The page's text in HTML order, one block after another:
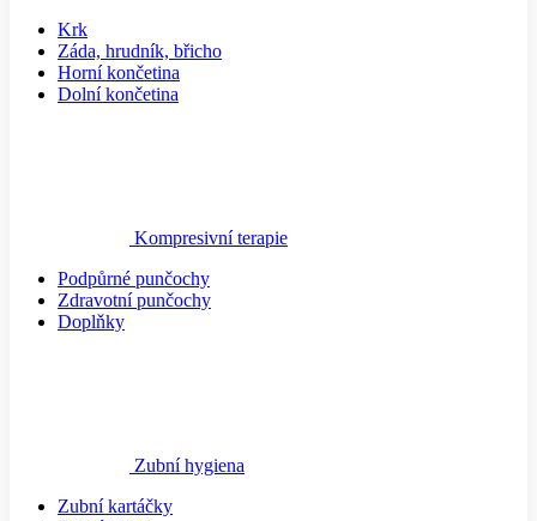
Krk
Záda, hrudník, břicho
Horní končetina
Dolní končetina
Kompresivní terapie
Podpůrné punčochy
Zdravotní punčochy
Doplňky
Zubní hygiena
Zubní kartáčky